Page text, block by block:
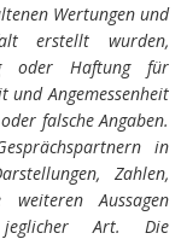
Wertungen und
erstellt wurden,
oder Haftung für
und Angemessenheit
falsche Angaben.
in
Zahlen,
Aussagen
jeglicher Art. Die